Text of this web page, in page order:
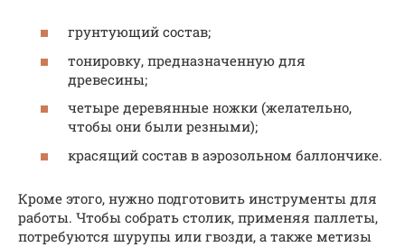
грунтующий состав;
тонировку, предназначенную для
древесины;
четыре деревянные ножки (желательно,
чтобы они были резными);
красящий состав в аэрозольном баллончике.
Кроме этого, нужно подготовить инструменты для
работы. Чтобы собрать столик, применяя паллеты,
потребуются шурупы или гвозди, а также метизы